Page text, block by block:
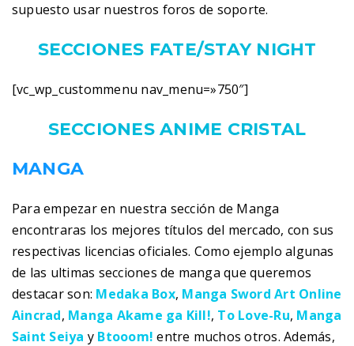
supuesto usar nuestros foros de soporte.
SECCIONES FATE/STAY NIGHT
[vc_wp_custommenu nav_menu=»750″]
SECCIONES ANIME CRISTAL
MANGA
Para empezar en nuestra sección de Manga
encontraras los mejores títulos del mercado, con sus
respectivas licencias oficiales. Como ejemplo algunas
de las ultimas secciones de manga que queremos
destacar son: Medaka Box, Manga Sword Art Online
Aincrad, Manga Akame ga Kill!, To Love-Ru, Manga
Saint Seiya y Btooom! entre muchos otros. Además,